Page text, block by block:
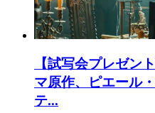
【試写会プレゼン
マ原作、ピエール
テ...